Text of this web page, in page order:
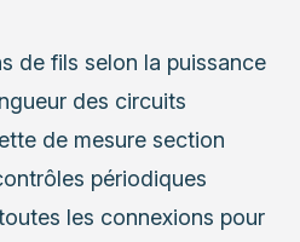
de fils selon la puissance
des circuits
de mesure section
périodiques
les connexions pour